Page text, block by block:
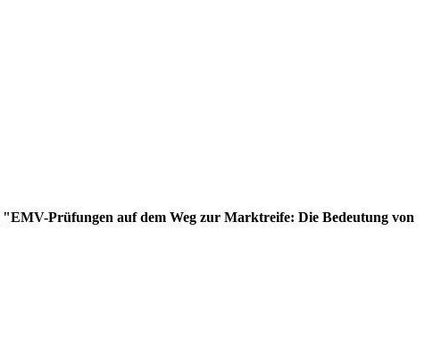
"EMV-Prüfungen auf dem Weg zur Marktreife: Die Bedeutung von